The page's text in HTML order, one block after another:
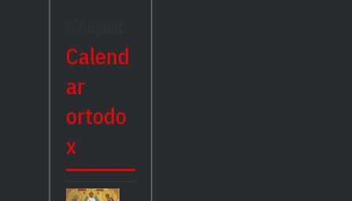
Calend
ar
ortodo
x